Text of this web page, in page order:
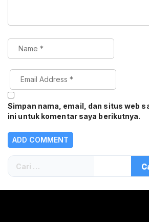
Simpan nama, email, dan situs web
ini untuk komentar saya berikutnya.
Cari
untuk: